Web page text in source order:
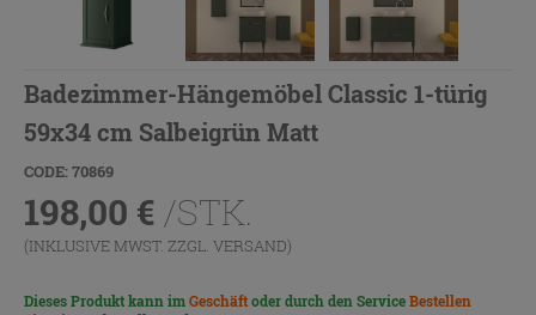
Badezimmer-Hängemöbel Classic 1-türig
59x34 cm Salbeigrün Matt
CODE: 70869
198,00 € /STK.
(INKLUSIVE MWST. ZZGL. VERSAND)
Dieses Produkt kann imGeschäftoder durch den ServiceBestellen